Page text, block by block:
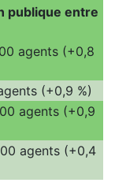
publique entre
agents (+0,8
(+0,9 %)
agents (+0,9
agents (+0,4